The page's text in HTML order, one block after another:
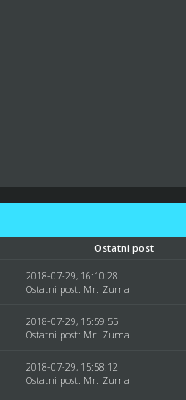
Ostatni post
2018-07-29, 16:10:28
Ostatni post: Mr. Zuma
2018-07-29, 15:59:55
Ostatni post: Mr. Zuma
2018-07-29, 15:58:12
Ostatni post: Mr. Zuma